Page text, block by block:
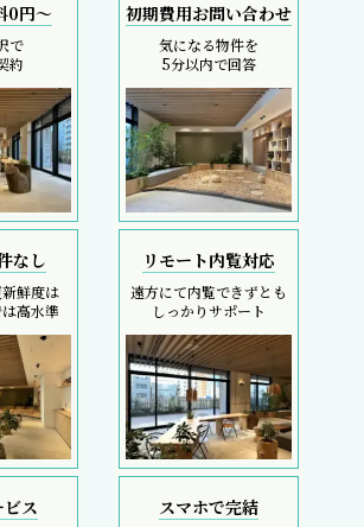
0円～
で
約
初期費用お問い合わせ
気になる物件を
5分以内で回答
なし
鮮度は
高水準
リモート内覧対応
遠方にて内覧できずとも
しっかりサポート
ス スマホで完結